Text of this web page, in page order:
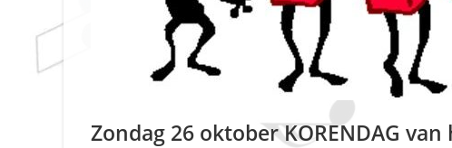
Zondag 26 oktober KORENDAG